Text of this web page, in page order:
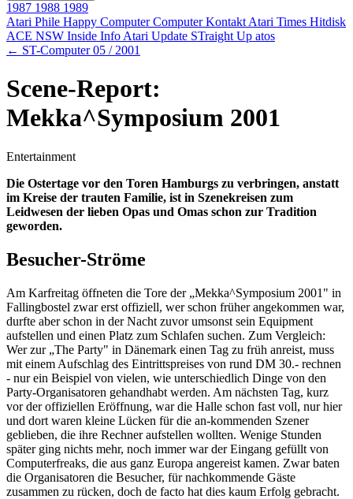
1987 1988 1989
Atari Phile Happy ComputerComputer Kontakt Atari Times Hitdisk
ACE NSW Inside Info Atari Update STraight Up atos
← ST-Computer 05 / 2001
Scene-Report:
Mekka^Symposium 2001
Entertainment
Die Ostertage vor den Toren Hamburgs zu verbringen, anstatt
im Kreise der trauten Familie, ist in Szenekreisen zum
Leidwesen der lieben Opas und Omas schon zur Tradition
geworden.
Besucher-Ströme
Am Karfreitag öffneten die Tore der „Mekka^Symposium 2001" in
Fallingbostel zwar erst offiziell, wer schon früher angekommen war,
durfte aber schon in der Nacht zuvor umsonst sein Equipment
aufstellen und einen Platz zum Schlafen suchen. Zum Vergleich:
Wer zur „The Party" in Dänemark einen Tag zu früh anreist, muss
mit einem Aufschlag des Eintrittspreises von rund DM 30.- rechnen
- nur ein Beispiel von vielen, wie unterschiedlich Dinge von den
Party-Organisatoren gehandhabt werden. Am nächsten Tag, kurz
vor der offiziellen Eröffnung, war die Halle schon fast voll, nur hier
und dort waren kleine Lücken für die an-kommenden Szener
geblieben, die ihre Rechner aufstellen wollten. Wenige Stunden
später ging nichts mehr, noch immer war der Eingang gefüllt von
Computerfreaks, die aus ganz Europa angereist kamen. Zwar baten
die Organisatoren die Besucher, für nachkommende Gäste
zusammen zu rücken, doch de facto hat dies kaum Erfolg gebracht.